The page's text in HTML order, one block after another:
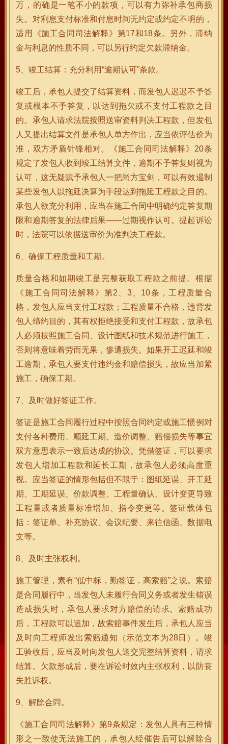
万，的确是一笔不小的款项，可以有力弥补承包商损
失。对利息支付标准和付息时间无约定或约定不明的，
适用《施工合同司法解释》第17和18条。另外，滞纳
金与利息的性质不同，可以另行约定欠款滞纳金。
5、竣工结算：充分利用“逾期认可”条款。
竣工后，承包人提交了结算资料，而发包人迟迟不予答
复或根本不予答复，以达到拖欠或不支付工程款之目
的。承包人请求法院按照送审资料判决工程款，但发包
人又提出结算文件是承包人单方作出，应当依评估价为
准，双方矛盾针锋相对。《施工合同司法解释》20条
规定了发包人收到竣工结算文件，逾期不予答复则视为
认可，这无疑赋予承包人一把尚方宝剑，可以有效遏制
某些发包人以拖延决算为手段达到拖延工程款之目的。
承包人欲充分利用，应当在施工合同中明确约定答复期
限和逾期答复的法律后果——过期视作认可。提起诉讼
时，法院可以依据送审价为准判决工程款。
6、确保工程质量和工期。
质量合格和如期竣工是完整获取工程款之前提。根据
《施工合同司法解释》第2、3、10条，工程质量合
格，发包人应当支付工程款；工程质量不合格，违背发
包人缔约目的，其有权拒绝接受和支付工程款，故承包
人必须按照施工合同、设计图纸和技术规范进行施工，
否则将意味着劳而无果，惨遭损失。如果开工迟延和竣
工逾期，承包人要支付违约金和赔偿损失，故应当加紧
施工，确保工期。
7、及时做好签证工作。
签证是施工合同履行过程中按照合同约定或施工惯例对
支付各种费用、顺延工期、造价调整、赔偿损失等事宜
双方意思表示一致后达成的协议。凭借签证，可以要求
发包人增加工程款和延长工期，故承包人必须高度重
视。应当签证的情形包括但不限于：图纸延误、开工延
期、工期延误、价款调整、工程量确认、设计变更导致
工程量或者质量标准增加、指令变更等。签证载体包
括：签证单、补充协议、会议纪要、来往信函、数据电
文等。
8、及时主张权利。
施工管理，素有“低中标，勤签证，高索赔”之说。索赔
是合同履行中，当发包人未履行合同义务或者发生错误
造成损失时，承包人要求对方赔偿的请求。索赔成功
后，工程款可以追加，故索赔事件发生后，承包人应当
及时向工程师发出索赔通知（示范文本为28日）。竣
工验收后，应当及时向发包人送交完整结算资料，请求
结算。欠款形成后，要在诉讼时效内主张权利，以防丧
失胜诉权。
9、解除合同。
《施工合同司法解释》第9条规定：发包人具有三种情
形之一致使无法施工的，承包人经催告后可以解除合